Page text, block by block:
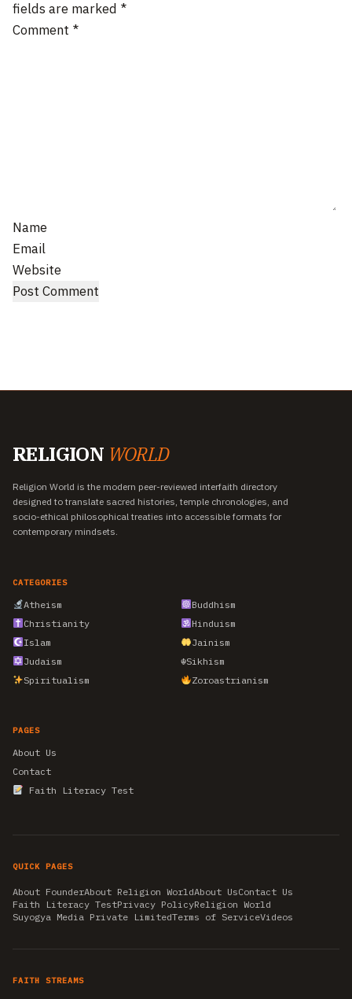
fields are marked *
Comment *
Name
Email
Website
RELIGION WORLD
Religion World is the modern peer-reviewed interfaith directory
designed to translate sacred histories, temple chronologies, and
socio-ethical philosophical treaties into accessible formats for
contemporary mindsets.
CATEGORIES
Atheism
Buddhism
Christianity
Hinduism
Islam
Jainism
Judaism
☬Sikhism
Spiritualism
Zoroastrianism
PAGES
About Us
Contact
Faith Literacy Test
QUICK PAGES
About FounderAbout Religion WorldAbout UsContact Us
Faith Literacy TestPrivacy PolicyReligion World
Suyogya Media Private LimitedTerms of ServiceVideos
FAITH STREAMS